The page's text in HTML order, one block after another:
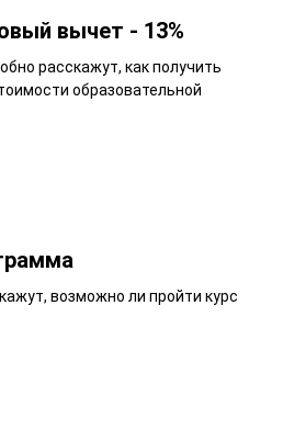
вычет - 13%
расскажут, как получить
образовательной
возможно ли пройти курс